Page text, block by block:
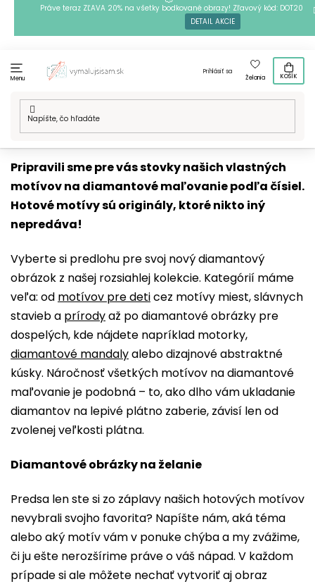
Práve teraz ZĽAVA 20% na všetky bodkované obrazy! Zľavový kód: DOT20
DETAIL AKCIE
Menu
Prihlásiť sa
Želania
KOŠÍK
Domov
Pripravili sme pre vás stovky našich vlastných
motívov na diamantové maľovanie podľa čísiel.
Hotové motívy sú originály, ktoré nikto iný
nepredáva!
Vyberte si predlohu pre svoj nový diamantový
obrázok z našej rozsiahlej kolekcie. Kategórií máme
veľa: od motívov pre deticez motívy miest, slávnych
stavieb a prírodyaž po diamantové obrázky pre
dospelých, kde nájdete napríklad motorky,
diamantové mandalyalebo dizajnové abstraktné
kúsky. Náročnosť všetkých motívov na diamantové
maľovanie je podobná – to, ako dlho vám ukladanie
diamantov na lepivé plátno zaberie, závisí len od
zvolenej veľkosti plátna.
Diamantové obrázky na želanie
Predsa len ste si zo záplavy našich hotových motívov
nevybrali svojho favorita? Napíšte nám, aká téma
alebo aký motív vám v ponuke chýba a my zvážime,
či ju ešte nerozšírime práve o váš nápad. V každom
prípade si ale môžete nechať vytvoriť aj obraz